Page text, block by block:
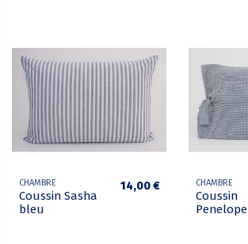
CHAMBRE
Coussin Sasha
bleu
14,00 € CHAMBRE
Coussin
Penelope